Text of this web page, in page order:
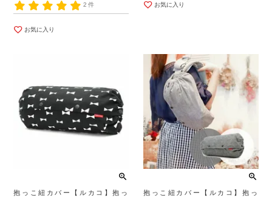
2件
お気に入り
お気に入り
抱っこ紐カバー【ルカコ】抱っ
抱っこ紐カバー【ルカコ】抱っ